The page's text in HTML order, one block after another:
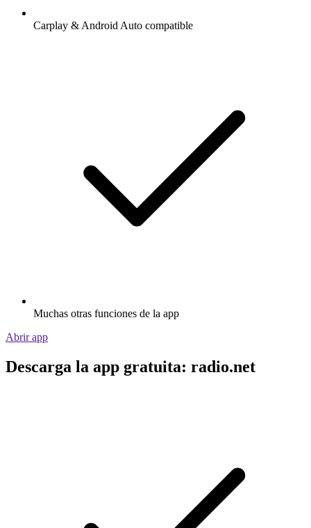
Carplay & Android Auto compatible
Muchas otras funciones de la app
Abrir app
Descarga la app gratuita: radio.net